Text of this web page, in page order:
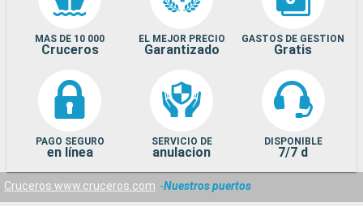
MAS DE 10 000
Cruceros
EL MEJOR PRECIO
Garantizado
GASTOS DE GESTION
Gratis
PAGO SEGURO
en línea
SERVICIO DE
anulacion
DISPONIBLE
7/7 d
Cruceros www.cruceros.com Nuestros puertos